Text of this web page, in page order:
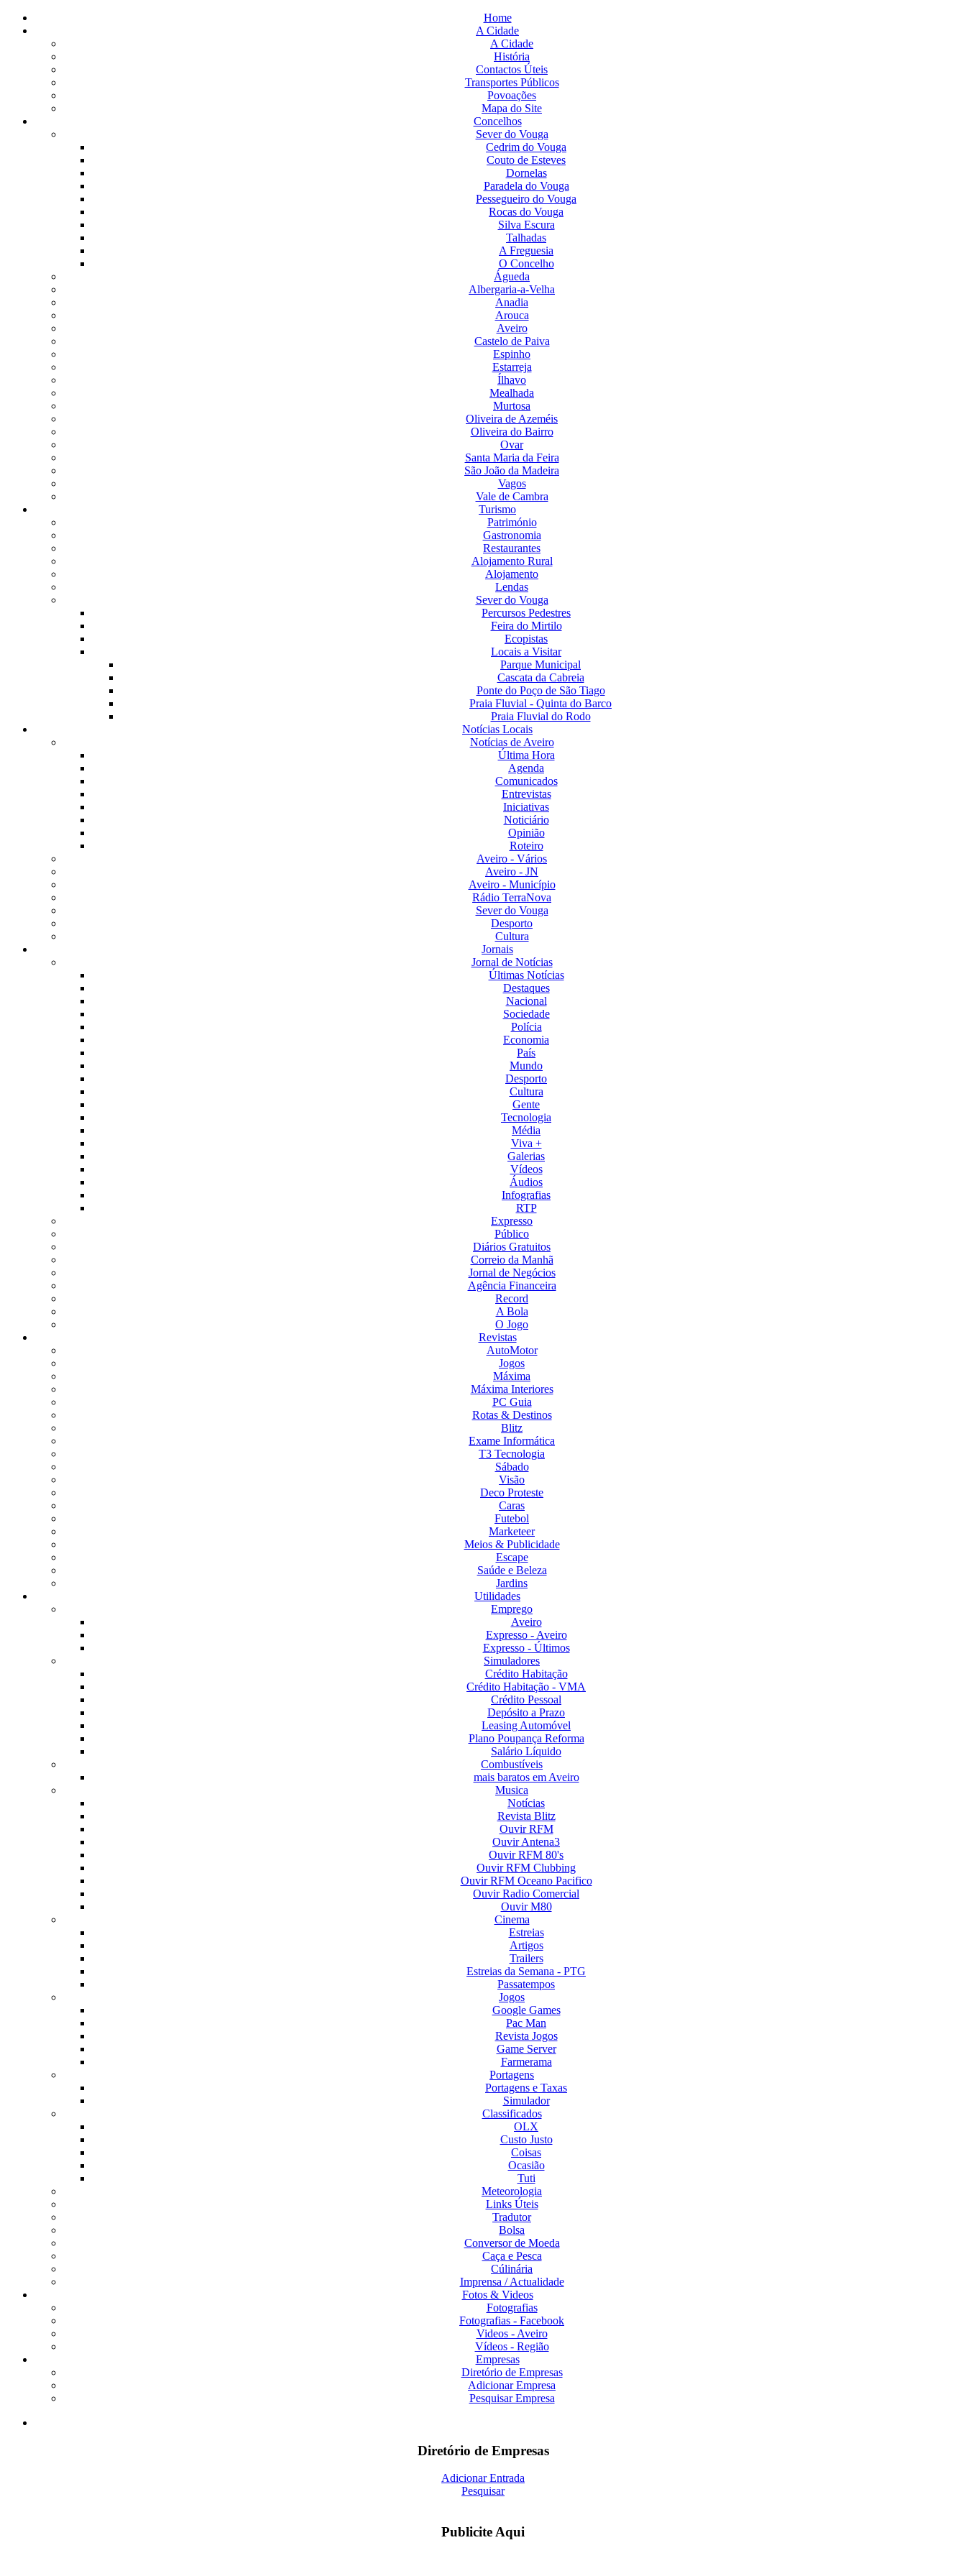
Home
A Cidade
A Cidade
História
Contactos Úteis
Transportes Públicos
Povoações
Mapa do Site
Concelhos
Sever do Vouga
Cedrim do Vouga
Couto de Esteves
Dornelas
Paradela do Vouga
Pessegueiro do Vouga
Rocas do Vouga
Silva Escura
Talhadas
A Freguesia
O Concelho
Águeda
Albergaria-a-Velha
Anadia
Arouca
Aveiro
Castelo de Paiva
Espinho
Estarreja
Ílhavo
Mealhada
Murtosa
Oliveira de Azeméis
Oliveira do Bairro
Ovar
Santa Maria da Feira
São João da Madeira
Vagos
Vale de Cambra
Turismo
Património
Gastronomia
Restaurantes
Alojamento Rural
Alojamento
Lendas
Sever do Vouga
Percursos Pedestres
Feira do Mirtilo
Ecopistas
Locais a Visitar
Parque Municipal
Cascata da Cabreia
Ponte do Poço de São Tiago
Praia Fluvial - Quinta do Barco
Praia Fluvial do Rodo
Notícias Locais
Notícias de Aveiro
Última Hora
Agenda
Comunicados
Entrevistas
Iniciativas
Noticiário
Opinião
Roteiro
Aveiro - Vários
Aveiro - JN
Aveiro - Município
Rádio TerraNova
Sever do Vouga
Desporto
Cultura
Jornais
Jornal de Notícias
Últimas Notícias
Destaques
Nacional
Sociedade
Polícia
Economia
País
Mundo
Desporto
Cultura
Gente
Tecnologia
Média
Viva +
Galerias
Vídeos
Áudios
Infografias
RTP
Expresso
Público
Diários Gratuitos
Correio da Manhã
Jornal de Negócios
Agência Financeira
Record
A Bola
O Jogo
Revistas
AutoMotor
Jogos
Máxima
Máxima Interiores
PC Guia
Rotas & Destinos
Blitz
Exame Informática
T3 Tecnologia
Sábado
Visão
Deco Proteste
Caras
Futebol
Marketeer
Meios & Publicidade
Escape
Saúde e Beleza
Jardins
Utilidades
Emprego
Aveiro
Expresso - Aveiro
Expresso - Últimos
Simuladores
Crédito Habitação
Crédito Habitação - VMA
Crédito Pessoal
Depósito a Prazo
Leasing Automóvel
Plano Poupança Reforma
Salário Líquido
Combustíveis
mais baratos em Aveiro
Musica
Notícias
Revista Blitz
Ouvir RFM
Ouvir Antena3
Ouvir RFM 80's
Ouvir RFM Clubbing
Ouvir RFM Oceano Pacifico
Ouvir Radio Comercial
Ouvir M80
Cinema
Estreias
Artigos
Trailers
Estreias da Semana - PTG
Passatempos
Jogos
Google Games
Pac Man
Revista Jogos
Game Server
Farmerama
Portagens
Portagens e Taxas
Simulador
Classificados
OLX
Custo Justo
Coisas
Ocasião
Tuti
Meteorologia
Links Úteis
Tradutor
Bolsa
Conversor de Moeda
Caça e Pesca
Cúlinária
Imprensa / Actualidade
Fotos & Videos
Fotografias
Fotografias - Facebook
Videos - Aveiro
Vídeos - Região
Empresas
Diretório de Empresas
Adicionar Empresa
Pesquisar Empresa
Diretório de Empresas
Adicionar Entrada
Pesquisar
Publicite Aqui